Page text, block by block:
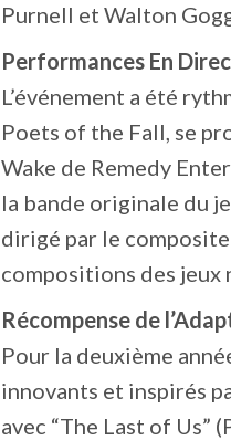
Purnell et Walton
Performances En
L’événement a été
Poets of the Fall, se
Wake de Remedy
la bande originale du
dirigé par le
compositions des jeux
Récompense de
Pour la deuxième
innovants et inspirés
avec “The Last of